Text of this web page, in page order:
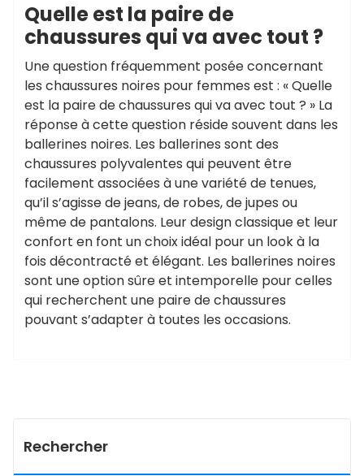
Quelle est la paire de
chaussures qui va avec tout ?
Une question fréquemment posée concernant
les chaussures noires pour femmes est : « Quelle
est la paire de chaussures qui va avec tout ? » La
réponse à cette question réside souvent dans les
ballerines noires. Les ballerines sont des
chaussures polyvalentes qui peuvent être
facilement associées à une variété de tenues,
qu’il s’agisse de jeans, de robes, de jupes ou
même de pantalons. Leur design classique et leur
confort en font un choix idéal pour un look à la
fois décontracté et élégant. Les ballerines noires
sont une option sûre et intemporelle pour celles
qui recherchent une paire de chaussures
pouvant s’adapter à toutes les occasions.
Rechercher